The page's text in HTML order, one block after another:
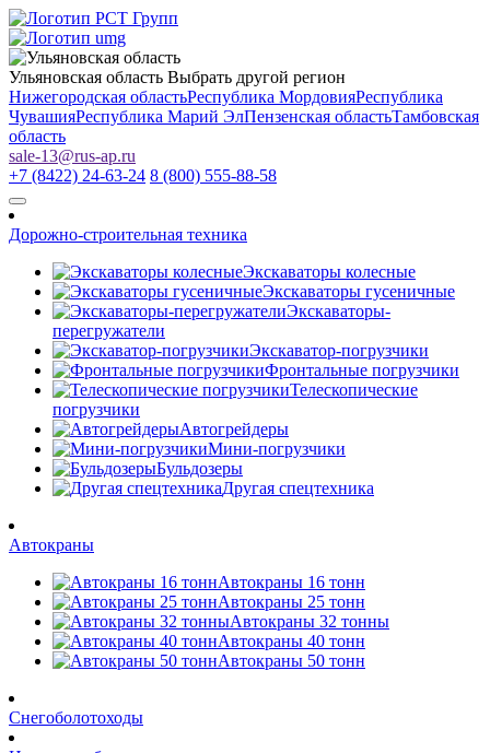
Ульяновская область Выбрать другой регион
Нижегородская областьРеспублика МордовияРеспублика
ЧувашияРеспублика Марий ЭлПензенская областьТамбовская
область
sale-13@rus-ap.ru
+7 (8422) 24-63-24 8 (800) 555-88-58
Дорожно-строительная техника
Экскаваторы колесные
Экскаваторы гусеничные
Экскаваторы-
перегружатели
Экскаватор-погрузчики
Фронтальные погрузчики
Телескопические
погрузчики
Автогрейдеры
Мини-погрузчики
Бульдозеры
Другая спецтехника
Автокраны
Автокраны 16 тонн
Автокраны 25 тонн
Автокраны 32 тонны
Автокраны 40 тонн
Автокраны 50 тонн
Снегоболотоходы